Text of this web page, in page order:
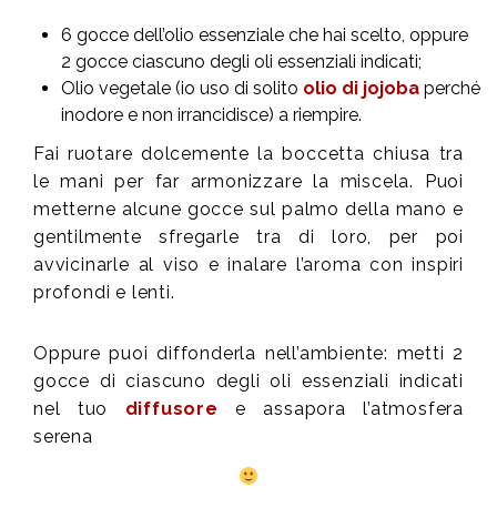
6 gocce dell’olio essenziale che hai scelto, oppure
2 gocce ciascuno degli oli essenziali indicati;
Olio vegetale (io uso di solito olio di jojoba perché
inodore e non irrancidisce) a riempire.
Fai ruotare dolcemente la boccetta chiusa tra
le mani per far armonizzare la miscela. Puoi
metterne alcune gocce sul palmo della mano e
gentilmente sfregarle tra di loro, per poi
avvicinarle al viso e inalare l’aroma con inspiri
profondi e lenti.
Oppure puoi diffonderla nell’ambiente: metti 2
gocce di ciascuno degli oli essenziali indicati
nel tuo diffusore e assapora l’atmosfera
serena